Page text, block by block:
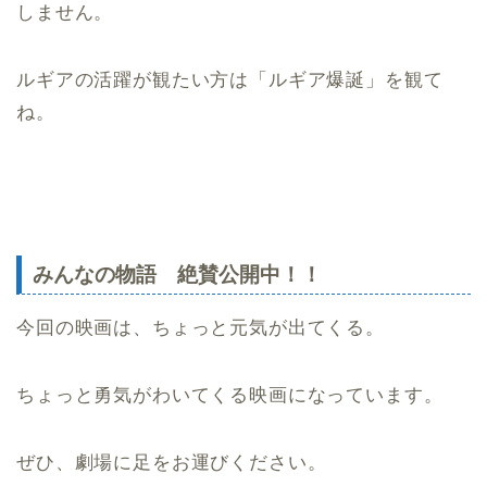
しません。
ルギアの活躍が観たい方は「ルギア爆誕」を観て
ね。
みんなの物語 絶賛公開中！！
今回の映画は、ちょっと元気が出てくる。
ちょっと勇気がわいてくる映画になっています。
ぜひ、劇場に足をお運びください。